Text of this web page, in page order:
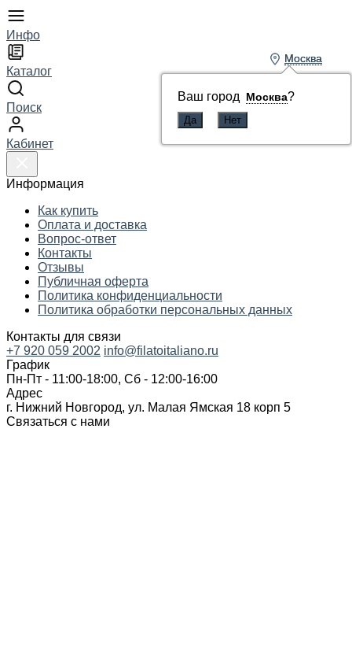
Инфо
Каталог
Поиск
Кабинет
Информация
Как купить
Оплата и доставка
Вопрос-ответ
Контакты
Отзывы
Публичная оферта
Политика конфиденциальности
Политика обработки персональных данных
Контакты для связи
Москва
Ваш город Москва?
+7 920 059 2002 info@filatoitaliano.ru
График
Пн-Пт - 11:00-18:00, Сб - 12:00-16:00
Адрес
г. Нижний Новгород, ул. Малая Ямская 18 корп 5
Связаться с нами
Москва
Ваш город Москва?